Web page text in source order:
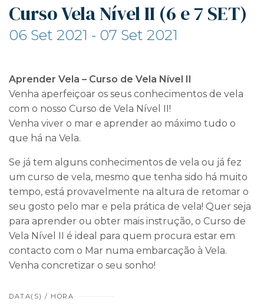
Curso Vela Nível II (6 e 7 SET)
06 Set 2021 - 07 Set 2021
Aprender Vela – Curso de Vela Nível II
Venha aperfeiçoar os seus conhecimentos de vela
com o nosso Curso de Vela Nível II!
Venha viver o mar e aprender ao máximo tudo o
que há na Vela.
Se já tem alguns conhecimentos de vela ou já fez
um curso de vela, mesmo que tenha sido há muito
tempo, está provavelmente na altura de retomar o
seu gosto pelo mar e pela prática de vela! Quer seja
para aprender ou obter mais instrução, o Curso de
Vela Nível II é ideal para quem procura estar em
contacto com o Mar numa embarcação à Vela.
Venha concretizar o seu sonho!
DATA(S) / HORA